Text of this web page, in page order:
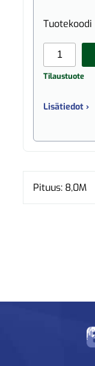
Tuotekoodi
Tilaustuote
Lisätiedot ›
Pituus: 8,0M